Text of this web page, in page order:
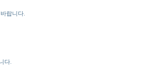
랍니다.
다.